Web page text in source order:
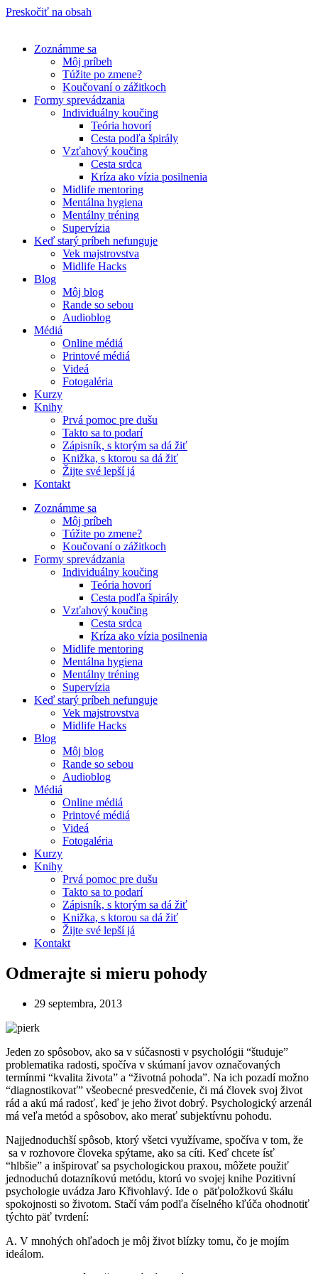
Preskočiť na obsah
Zoznámme sa
Môj príbeh
Túžite po zmene?
Koučovaní o zážitkoch
Formy sprevádzania
Individuálny koučing
Teória hovorí
Cesta podľa špirály
Vzťahový koučing
Cesta srdca
Kríza ako vízia posilnenia
Midlife mentoring
Mentálna hygiena
Mentálny tréning
Supervízia
Keď starý príbeh nefunguje
Vek majstrovstva
Midlife Hacks
Blog
Môj blog
Rande so sebou
Audioblog
Médiá
Online médiá
Printové médiá
Videá
Fotogaléria
Kurzy
Knihy
Prvá pomoc pre dušu
Takto sa to podarí
Zápisník, s ktorým sa dá žiť
Knižka, s ktorou sa dá žiť
Žijte své lepší já
Kontakt
Zoznámme sa
Môj príbeh
Túžite po zmene?
Koučovaní o zážitkoch
Formy sprevádzania
Individuálny koučing
Teória hovorí
Cesta podľa špirály
Vzťahový koučing
Cesta srdca
Kríza ako vízia posilnenia
Midlife mentoring
Mentálna hygiena
Mentálny tréning
Supervízia
Keď starý príbeh nefunguje
Vek majstrovstva
Midlife Hacks
Blog
Môj blog
Rande so sebou
Audioblog
Médiá
Online médiá
Printové médiá
Videá
Fotogaléria
Kurzy
Knihy
Prvá pomoc pre dušu
Takto sa to podarí
Zápisník, s ktorým sa dá žiť
Knižka, s ktorou sa dá žiť
Žijte své lepší já
Kontakt
Odmerajte si mieru pohody
29 septembra, 2013
Jeden zo spôsobov, ako sa v súčasnosti v psychológii “študuje”
problematika radosti, spočíva v skúmaní javov označovaných
termínmi “kvalita života” a “životná pohoda”. Na ich pozadí možno
“diagnostikovať” všeobecné presvedčenie, či má človek svoj život
rád a akú má radosť, keď je jeho život dobrý. Psychologický arzenál
má veľa metód a spôsobov, ako merať subjektívnu pohodu.
Najjednoduchší spôsob, ktorý všetci využívame, spočíva v tom, že
sa v rozhovore človeka spýtame, ako sa cíti. Keď chcete ísť
“hlbšie” a inšpirovať sa psychologickou praxou, môžete použiť
jednoduchú dotazníkovú metódu, ktorú vo svojej knihe Pozitivní
psychologie uvádza Jaro Křivohlavý. Ide o päťpoložkovú škálu
spokojnosti so životom. Stačí vám podľa číselného kľúča ohodnotiť
týchto päť tvrdení:
A. V mnohých ohľadoch je môj život blízky tomu, čo je mojím
ideálom.